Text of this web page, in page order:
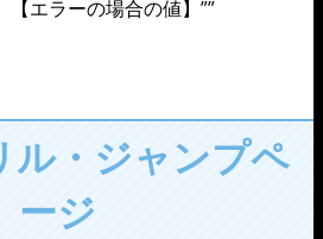
エラーの場合の値】””
ル・ジャンプペ
ージ